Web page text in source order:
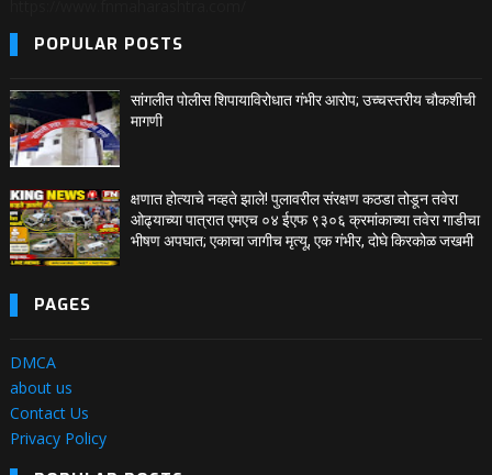
POPULAR POSTS
सांगलीत पोलीस शिपायाविरोधात गंभीर आरोप; उच्चस्तरीय चौकशीची
मागणी
क्षणात होत्याचे नव्हते झाले! पुलावरील संरक्षण कठडा तोडून तवेरा
ओढ्याच्या पात्रात एमएच ०४ ईएफ ९३०६ क्रमांकाच्या तवेरा गाडीचा
भीषण अपघात; एकाचा जागीच मृत्यू, एक गंभीर, दोघे किरकोळ जखमी
PAGES
DMCA
about us
Contact Us
Privacy Policy